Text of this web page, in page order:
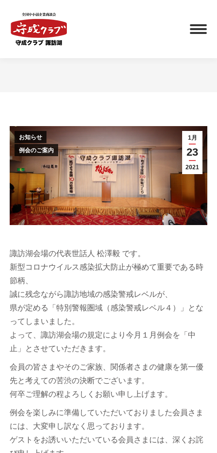
1月
23
2021
お知らせ
例会のご案内
諏訪湖会場の代表世話人 松澤毅 です。
新型コロナウイルス感染拡大防止が極めて重要である時
節柄、
誠に残念ながら諏訪地域の感染警戒レベルが、
県が定める「特別警報圏域（感染警戒レベル４）」とな
ってしまいました。
よって、諏訪湖会場の規定により今月１月例会を「中
止」とさせていただきます。
会員の皆さまやそのご家族、関係者さまの健康を第一優
先と考えての苦渋の決断でございます。
何卒ご理解の程よろしくお願い申し上げます。
例会を楽しみに準備していただいておりました会員さま
には、大変申し訳なく思っております。
ゲストをお誘いいただいている会員さまには、深くお詫